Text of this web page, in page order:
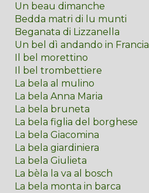
Un beau dimanche
Bedda matri di lu munti
Beganata di Lizzanella
Un bel dì andando in Francia
Il bel morettino
Il bel trombettiere
La bela al mulino
La bela Anna Maria
La bela bruneta
La bela figlia del borghese
La bela Giacomina
La bela giardiniera
La bela Giulieta
La bèla la va al bosch
La bela monta in barca